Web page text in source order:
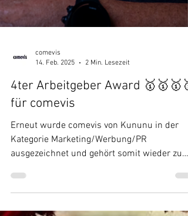
comevis
14. Feb. 2025
2 Min. Lesezeit
für comevis
Erneut wurde comevis von Kununu in der
ausgezeichnet und gehört somit wieder zu
den Top 5% der Unternehmen...